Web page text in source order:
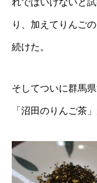
れではいけないと
り、加えてりんご
続けた。
そしてついに群馬
「沼田のりんご茶」